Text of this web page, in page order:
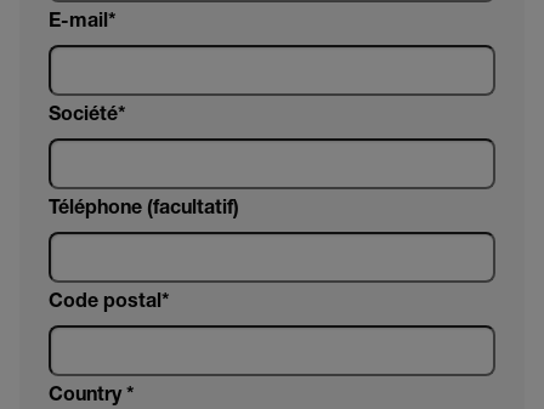
E-mail
Société
Téléphone (facultatif)
Code postal*
Country *